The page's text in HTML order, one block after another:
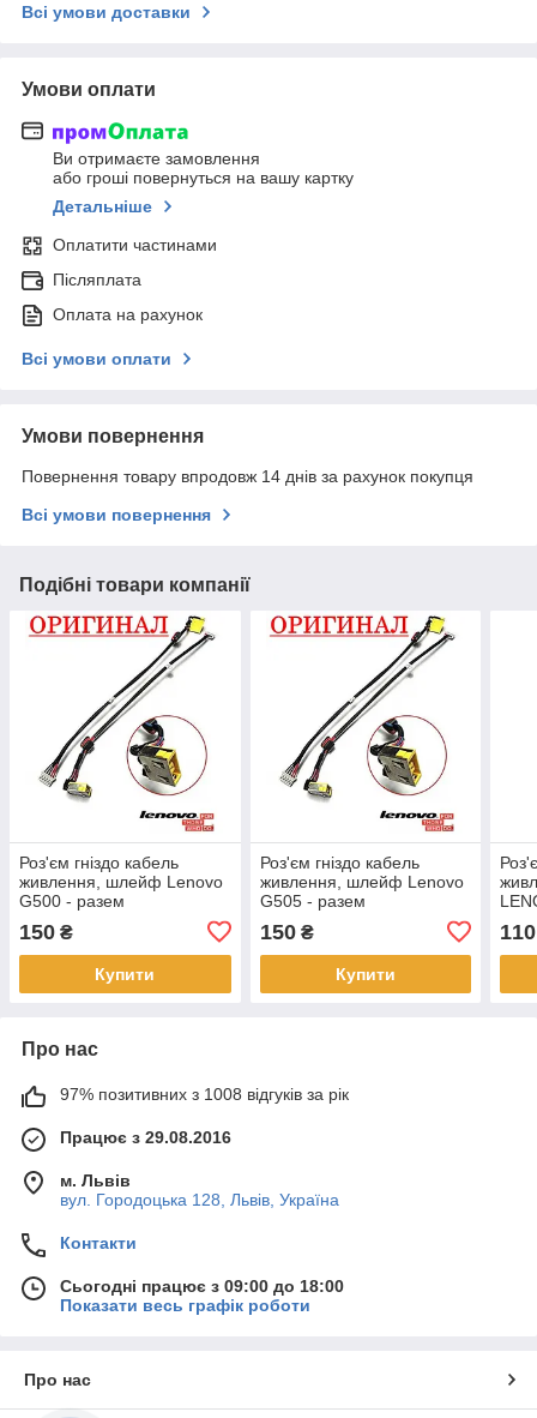
Всі умови доставки
Умови оплати
Ви отримаєте замовлення
або гроші повернуться на вашу картку
Детальніше
Оплатити частинами
Післяплата
Оплата на рахунок
Всі умови оплати
Умови повернення
Повернення товару впродовж 14 днів за рахунок покупця
Всі умови повернення
Подібні товари компанії
Роз'єм гніздо кабель
живлення, шлейф Lenovo
G500 - разем
150 ₴
Купити
Роз'єм гніздо кабель
живлення, шлейф Lenovo
G505 - разем
150₴
Купити
110
Про нас
97% позитивних з 1008 відгуків за рік
Працює з 29.08.2016
м. Львів
вул. Городоцька 128, Львів, Україна
Контакти
Сьогодні працює з 09:00 до 18:00
Показати весь графік роботи
Про нас